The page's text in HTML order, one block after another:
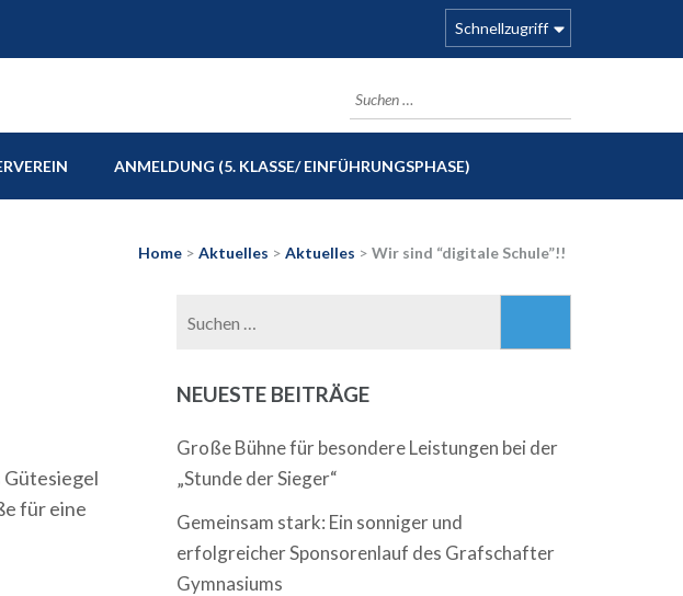
Schnellzugriff
Suchen
nach:
ANMELDUNG (5. KLASSE/ EINFÜHRUNGSPHASE)
Home > Aktuelles > Aktuelles > Wir sind “digitale Schule”!!
Gütesiegel
für eine
NEUESTE BEITRÄGE
Große Bühne für besondere Leistungen bei der
„Stunde der Sieger“
Gemeinsam stark: Ein sonniger und
erfolgreicher Sponsorenlauf des Grafschafter
Gymnasiums